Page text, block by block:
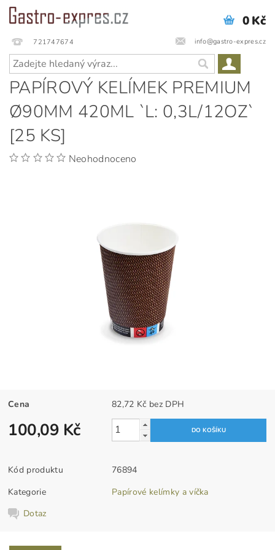
721747674 info@gastro-expres.cz
0 Kč
PAPÍROVÝ KELÍMEK PREMIUM
Ø90MM 420ML `L: 0,3L/12OZ`
[25 KS]
Neohodnoceno
Cena 82,72 Kč bez DPH
100,09 Kč
Kód produktu
76894
Kategorie
Papírové kelímky a víčka
Dotaz